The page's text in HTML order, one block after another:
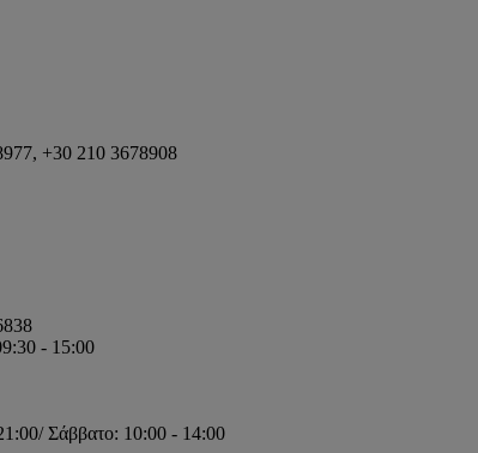
+30 210 3678908
- 15:00
Σάββατο: 10:00 - 14:00